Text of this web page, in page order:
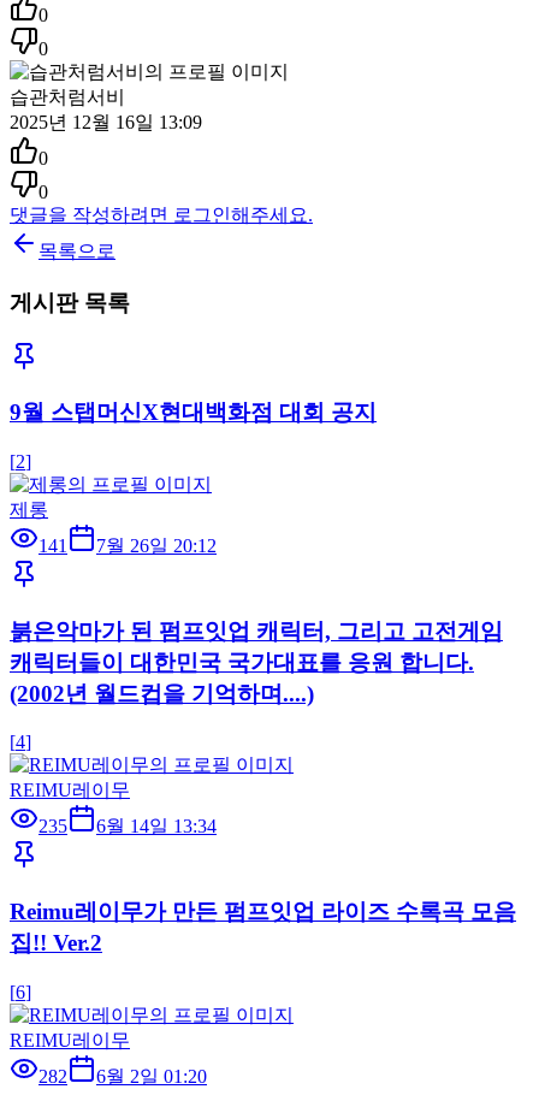
0
0
습관처럼서비
2025년 12월 16일 13:09
0
0
댓글을 작성하려면 로그인해주세요.
목록으로
게시판 목록
9월 스탭머신X현대백화점 대회 공지
[2]
제롱
141
7월 26일 20:12
붉은악마가 된 펌프잇업 캐릭터, 그리고 고전게임
캐릭터들이 대한민국 국가대표를 응원 합니다.
(2002년 월드컵을 기억하며....)
[4]
REIMU레이무
235
6월 14일 13:34
Reimu레이무가 만든 펌프잇업 라이즈 수록곡 모음
집!! Ver.2
[6]
REIMU레이무
282
6월 2일 01:20